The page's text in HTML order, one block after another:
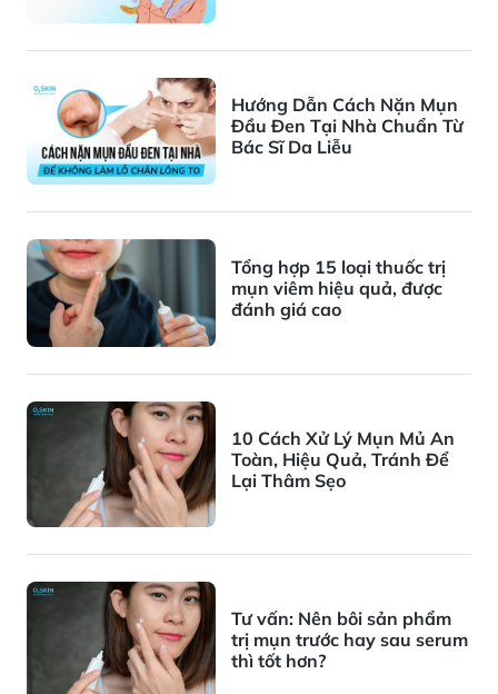
Hướng Dẫn Cách Nặn Mụn
Đầu Đen Tại Nhà Chuẩn Từ
Bác Sĩ Da Liễu
Tổng hợp 15 loại thuốc trị
mụn viêm hiệu quả, được
đánh giá cao
10 Cách Xử Lý Mụn Mủ An
Toàn, Hiệu Quả, Tránh Để
Lại Thâm Sẹo
Tư vấn: Nên bôi sản phẩm
trị mụn trước hay sau serum
thì tốt hơn?